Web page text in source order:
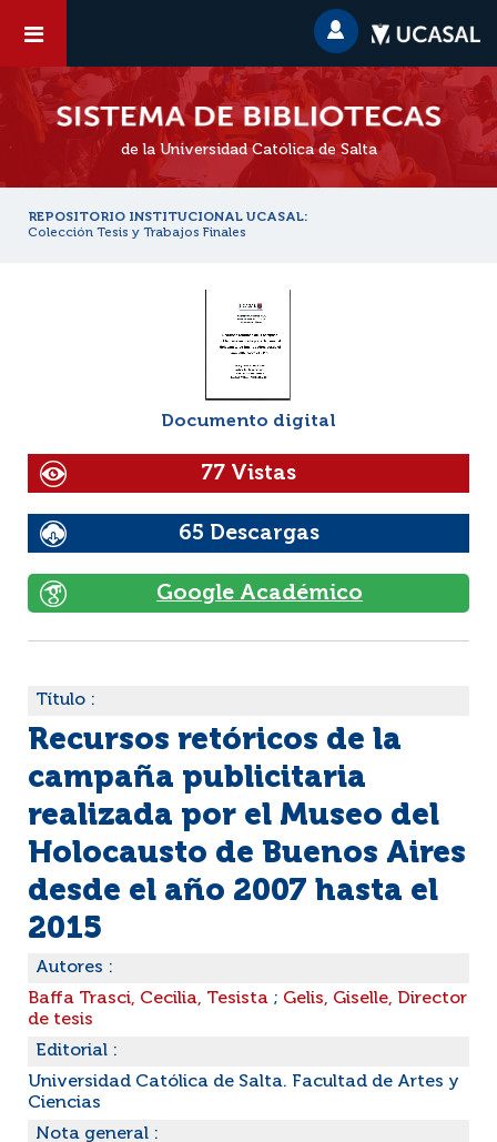
de la Universidad Católica de Salta
REPOSITORIO INSTITUCIONAL UCASAL:
Colección Tesis y Trabajos Finales
Documento digital
77 Vistas
65 Descargas
Google Académico
Título :
Recursos retóricos de la
campaña publicitaria
realizada por el Museo del
Holocausto de Buenos Aires
desde el año 2007 hasta el
2015
Autores :
Baffa Trasci, Cecilia, Tesista ; Gelis, Giselle, Director
de tesis
Editorial :
Universidad Católica de Salta. Facultad de Artes y
Ciencias
Nota general :